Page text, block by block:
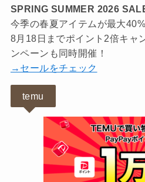
SPRING SUMMER 2026
今季の春夏アイテムが最大
8月18日までポイント2倍キャ
ンペーンも同時開催！
→セールをチェック
temu